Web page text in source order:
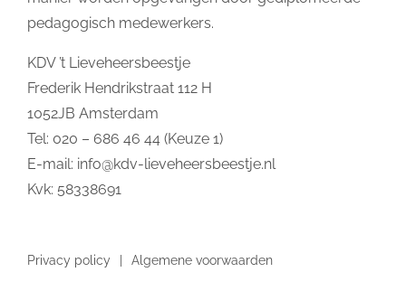
pedagogisch medewerkers.
KDV ’t Lieveheersbeestje
Frederik Hendrikstraat 112 H
1052JB Amsterdam
Tel: 020 – 686 46 44 (Keuze 1)
E-mail: info@kdv-lieveheersbeestje.nl
Kvk: 58338691
Privacy policy Algemene voorwaarden